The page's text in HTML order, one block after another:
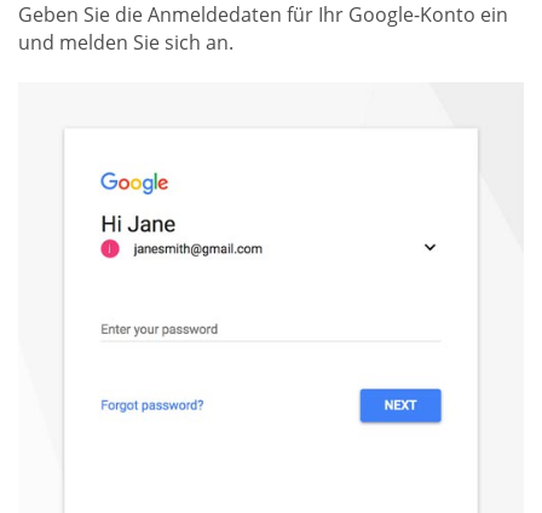
Geben Sie die Anmeldedaten für Ihr Google-Konto ein
und melden Sie sich an.